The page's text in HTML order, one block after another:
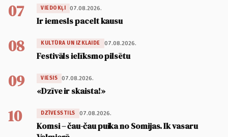
07 VIEDOKĻI 07.08.2026.
Ir iemesls pacelt kausu
08 KULTŪRA UN IZKLAIDE 07.08.2026.
Festivāls ielīksmo pilsētu
09 VIESIS 07.08.2026.
«Dzīve ir skaista!»
10 DZĪVESSTILS 07.08.2026.
Komsi – čau-čau puika no Somijas. Ik vasaru